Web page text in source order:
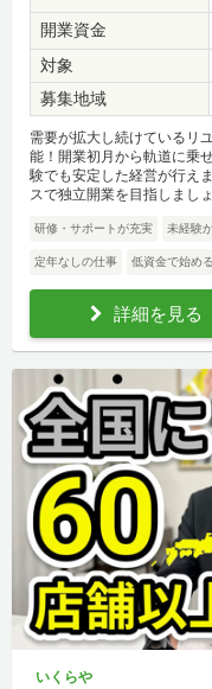
開業資金
対象
募集地域
需要が拡大し続けているリ
能！開業初月から軌道に乗
験でも安定した経営が行え
スで独立開業を目指しまし
研修・サポートが充実 未経験
定年なしの仕事 低資金で始める
詳細を見る
いくらや